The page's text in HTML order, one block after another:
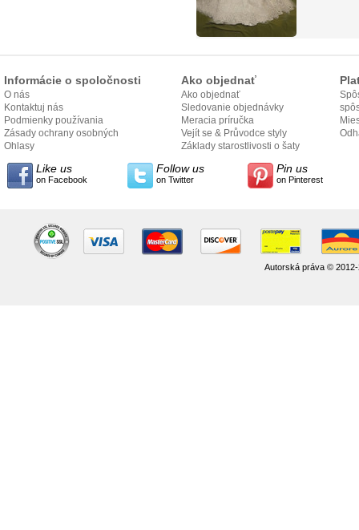
Informácie o spoločnosti
O nás
Kontaktuj nás
Podmienky používania
Zásady ochrany osobných
údajov
Ohlasy
Ako objednať
Ako objednať
Sledovanie objednávky
Meracia príručka
Vejít se & Průvodce styly
Základy starostlivosti o šaty
Like us
on Facebook
Follow us
on Twitter
Pin us
on Pinterest
Autorská práva ©